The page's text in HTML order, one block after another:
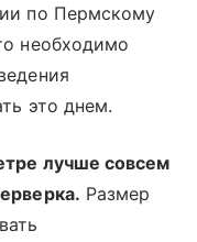
по Пермскому
необходимо
это днем.
лучше совсем
Размер